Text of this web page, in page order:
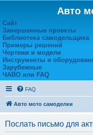
Авто
Сайт
Завершенные проекты
Библиотека самодельщика
Примеры решений
Чертежи и модели
Инструменты и
Зарубежные
ЧАВО или FAQ
FAQ
Авто мото самоделки
Послать письмо для